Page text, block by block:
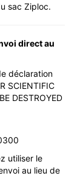
sac Ziploc.
direct au
déclaration
SCIENTIFIC
DESTROYED
utiliser le
au lieu de